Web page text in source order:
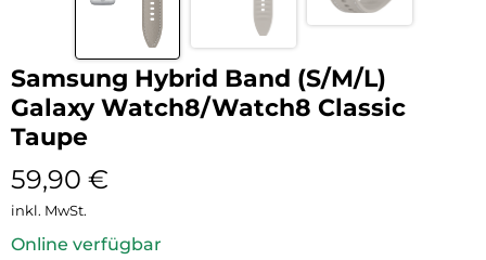
Samsung Hybrid Band (S/M/L)
Galaxy Watch8/Watch8 Classic
Taupe
59,90 €
inkl. MwSt.
Online verfügbar